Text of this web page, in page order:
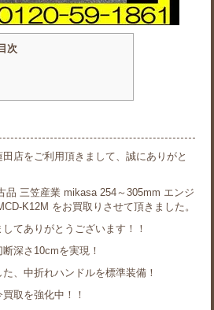
目次
店をご利用頂きまして、誠にありがと
品 三笠産業 mikasa 254～305mm エンジ
K12M をお買取りさせて頂きました。
てありがとうございます！！
深さ10cmを実現！
、中折れハンドルを標準装備！
取を強化中！！